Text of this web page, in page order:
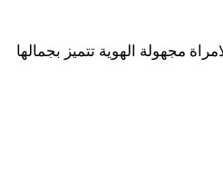
مجهولة الهوية تتميز بجمالها